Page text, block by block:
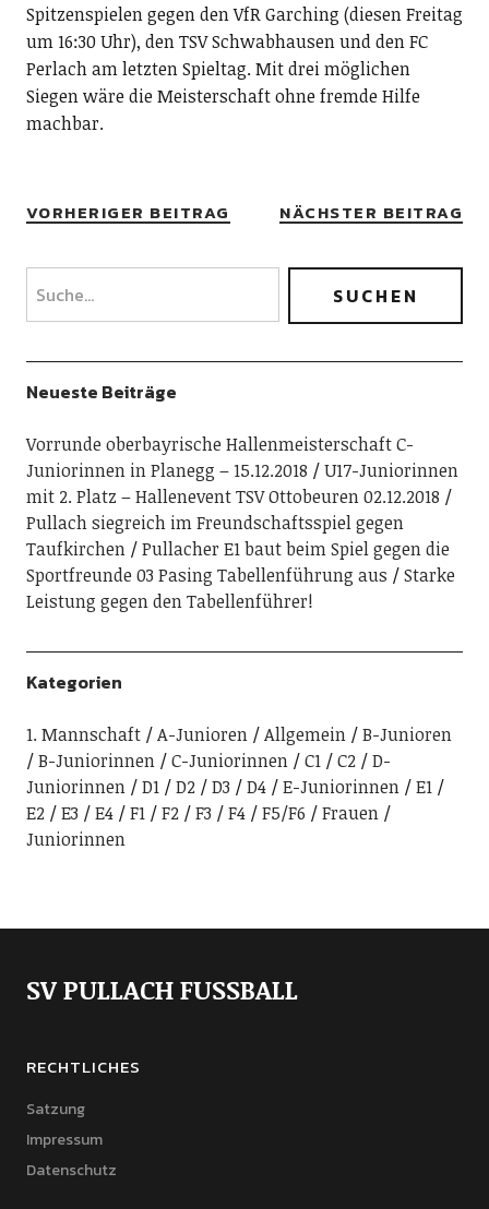
Spitzenspielen gegen den VfR Garching (diesen Freitag
um 16:30 Uhr), den TSV Schwabhausen und den FC
Perlach am letzten Spieltag. Mit drei möglichen
Siegen wäre die Meisterschaft ohne fremde Hilfe
machbar.
VORHERIGER BEITRAG NÄCHSTER BEITRAG
Neueste Beiträge
Vorrunde oberbayrische Hallenmeisterschaft C-
Juniorinnen in Planegg – 15.12.2018
U17-Juniorinnen
mit 2. Platz – Hallenevent TSV Ottobeuren 02.12.2018
Pullach siegreich im Freundschaftsspiel gegen
Taufkirchen
Pullacher E1 baut beim Spiel gegen die
Sportfreunde 03 Pasing Tabellenführung aus
Starke
Leistung gegen den Tabellenführer!
Kategorien
1. Mannschaft A-Junioren Allgemein
B-Junioren
B-Juniorinnen
C-Juniorinnen C1 C2
D-
Juniorinnen
D1 D2 D3 D4 E-Juniorinnen
E1
E2
E3 E4 F1 F2 F3 F4 F5/F6
Frauen
Juniorinnen
SV PULLACH FUSSBALL
RECHTLICHES
Satzung
Impressum
Datenschutz